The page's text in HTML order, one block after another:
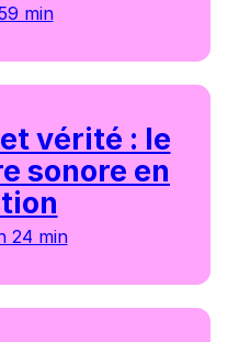
min
vérité : le
sonore en
24 min